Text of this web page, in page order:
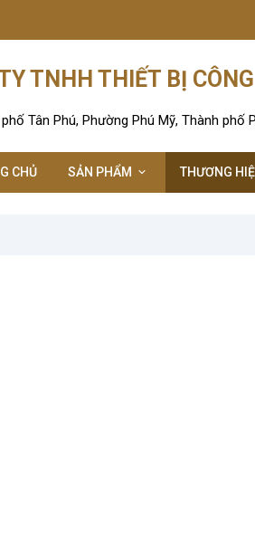
TNHH THIẾT BỊ
Tân Phú, Phường Phú Mỹ, Thành phố
CHỦ SẢN PHẨM THƯƠNG